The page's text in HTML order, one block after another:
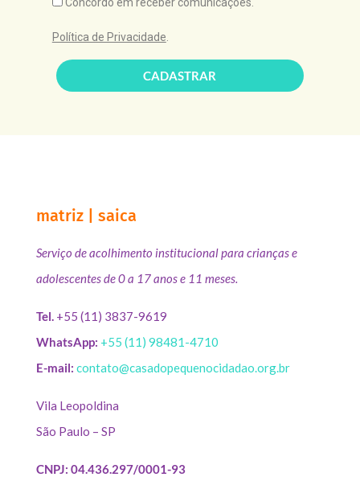
Política de Privacidade
CADASTRAR
matriz | saica
Serviço de acolhimento institucional para crianças e
adolescentes de 0 a 17 anos e 11 meses.
Tel.+55 (11) 3837-9619
WhatsApp: +55 (11) 98481-4710
E-mail: contato@casadopequenocidadao.org.br
Vila Leopoldina
São Paulo – SP
CNPJ: 04.436.297/0001-93